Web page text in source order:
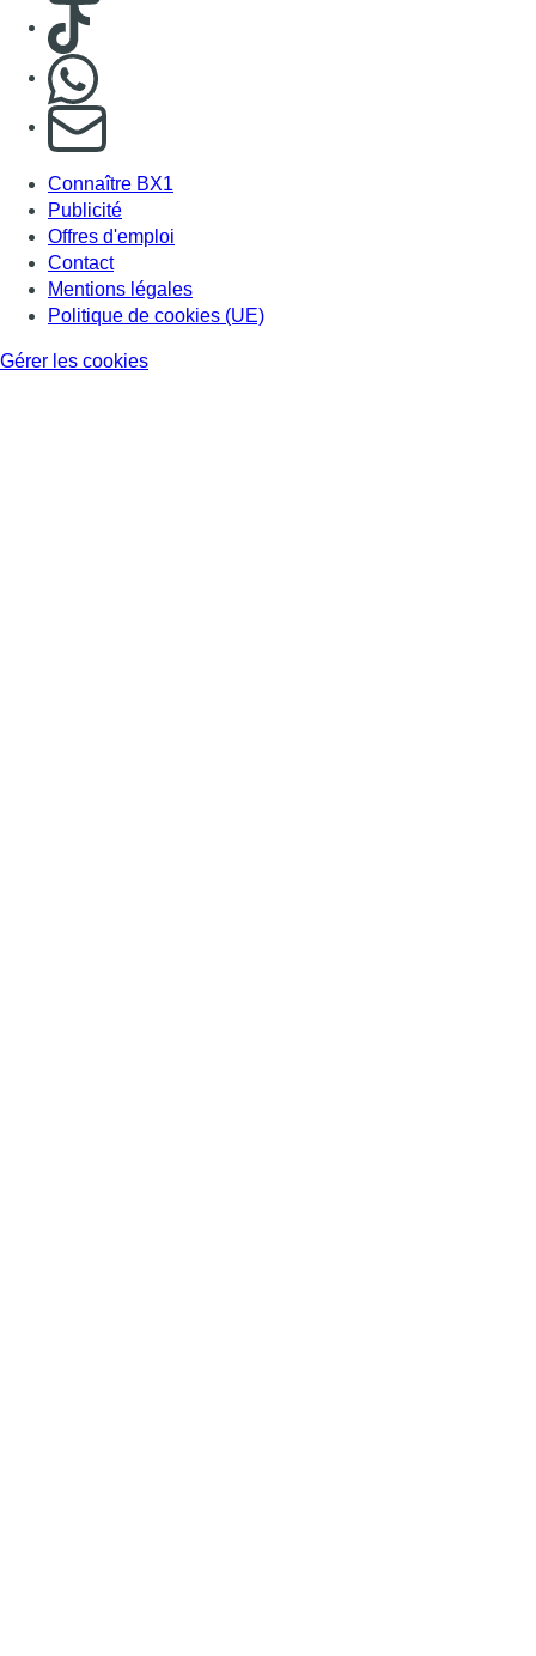
Consulter TikTok
S'abonner à notre newsletter
Connaître BX1
Publicité
Offres d'emploi
Contact
Mentions légales
Politique de cookies (UE)
Gérer les cookies